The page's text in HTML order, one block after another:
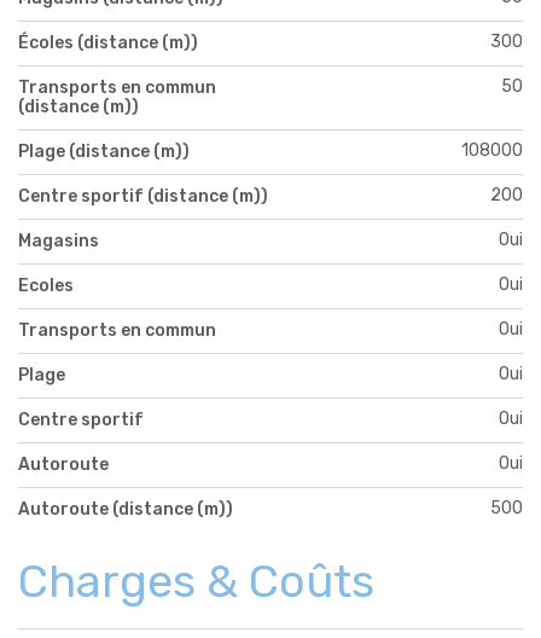
Écoles (distance (m)) 300
Transports en commun
(distance (m))
50
Plage (distance (m)) 108000
Centre sportif (distance (m)) 200
Magasins Oui
Ecoles Oui
Transports en commun Oui
Plage Oui
Centre sportif Oui
Autoroute Oui
Autoroute (distance (m)) 500
Charges & Coûts